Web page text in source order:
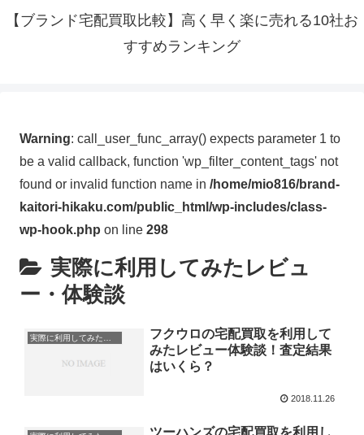
【ブランド宅配買取比較】高く早く楽に売れる10社お
すすめランキング
Warning: call_user_func_array() expects parameter 1 to
be a valid callback, function 'wp_filter_content_tags' not
found or invalid function name in /home/mio816/brand-
kaitori-hikaku.com/public_html/wp-includes/class-
wp-hook.php on line 298
実際に利用してみたレビュ
ー・体験談
実際に利用してみたレビュー・体験談
フクウロの宅配買取を利用して
みたレビュー体験談！査定結果
はいくら？
2018.11.26